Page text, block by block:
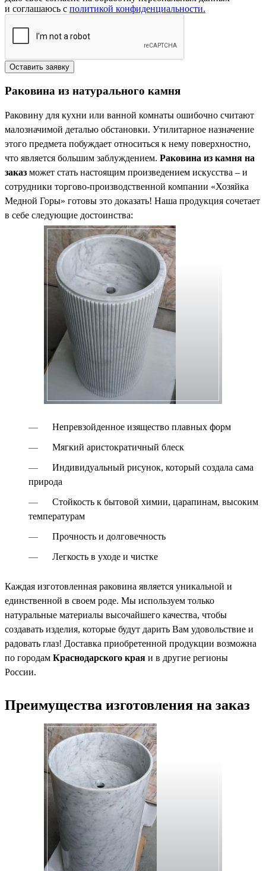
и соглашаюсь с политикой конфиденциальности.
Раковина из натурального камня
Раковину для кухни или ванной комнаты ошибочно считают
малозначимой деталью обстановки. Утилитарное назначение
этого предмета побуждает относиться к нему поверхностно,
что является большим заблуждением. Раковина из камня на
заказ может стать настоящим произведением искусства – и
сотрудники торгово-производственной компании «Хозяйка
Медной Горы» готовы это доказать! Наша продукция сочетает
в себе следующие достоинства:
Непревзойденное изящество плавных форм
Мягкий аристократичный блеск
Индивидуальный рисунок, который создала сама
природа
Стойкость к бытовой химии, царапинам, высоким
температурам
Прочность и долговечность
Легкость в уходе и чистке
Каждая изготовленная раковина является уникальной и
единственной в своем роде. Мы используем только
натуральные материалы высочайшего качества, чтобы
создавать изделия, которые будут дарить Вам удовольствие и
радовать глаз! Доставка приобретенной продукции возможна
по городам Краснодарского края и в другие регионы
России.
Преимущества изготовления на заказ